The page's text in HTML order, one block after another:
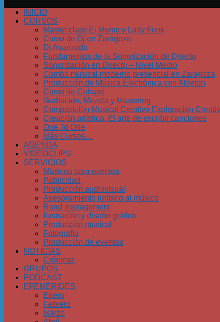
INICIO
CURSOS
Master class El Momo y Lady Funk
Curso de Dj en Zaragoza
Dj Avanzado
Fundamentos de la Sonorización de Directo
Sonorización en Directo – Nivel Medio
Combo musical moderno presencial en Zaragoza
Producción de Música Electrónica con Ableton
Curso de Cubase
Grabación, Mezcla y Mastering
Composición Musical Creativa Exploración
Creación artística. El arte de escribir canciones
One To One
Más Cursos…
AGENDA
VIDEOCLIPS
SERVICIOS
Músicos para eventos
Publicidad
Producción audiovisual
Asesoramiento jurídico al músico
Road management
Ilustración y diseño gráfico
Producción musical
Fotografía
Producción de eventos
NOTICIAS
Crónicas
GRUPOS
PODCAST
EFEMÉRIDES
Enero
Febrero
Marzo